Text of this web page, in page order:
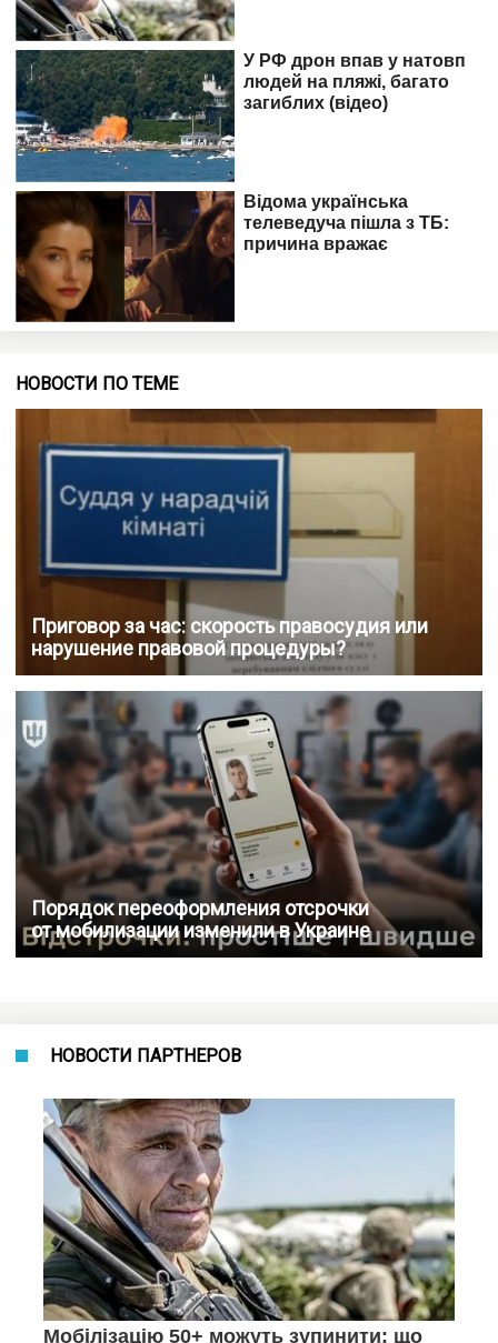
НОВОСТИ ПО ТЕМЕ
Приговор за час: скорость правосудия или
нарушение правовой процедуры?
Порядок переоформления отсрочки
от мобилизации изменили в Украине
НОВОСТИ ПАРТНЕРОВ